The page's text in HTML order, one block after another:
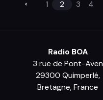
1 2 3 4
Radio BOA
3 rue de Pont-Aven
29300 Quimperlé,
Bretagne, France